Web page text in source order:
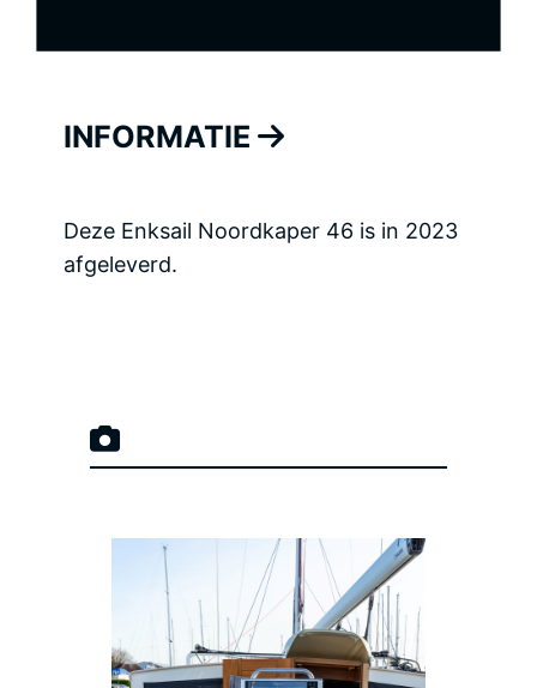
INFORMATIE
Deze Enksail Noordkaper 46 is in 2023
afgeleverd.